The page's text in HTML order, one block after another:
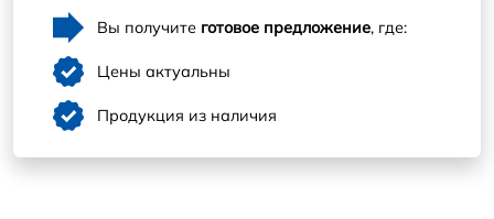
Вы получите готовое предложение, где:
Цены актуальны
Продукция из наличия